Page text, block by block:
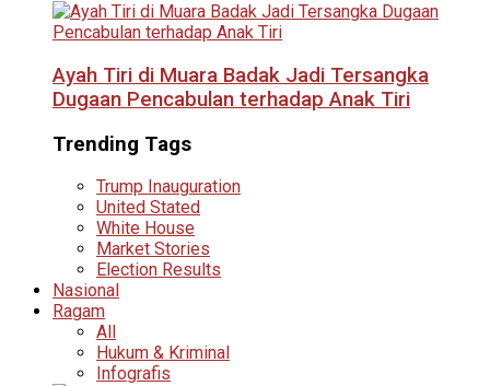
Ayah Tiri di Muara Badak Jadi Tersangka
Dugaan Pencabulan terhadap Anak Tiri
Trending Tags
Trump Inauguration
United Stated
White House
Market Stories
Election Results
Nasional
Ragam
All
Hukum & Kriminal
Infografis